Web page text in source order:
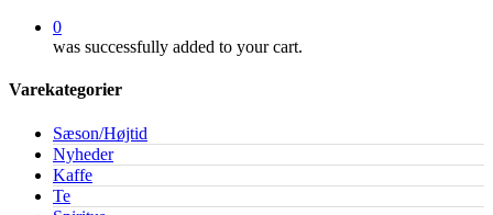
0
was successfully added to your cart.
Varekategorier
Sæson/Højtid
Nyheder
Kaffe
Te